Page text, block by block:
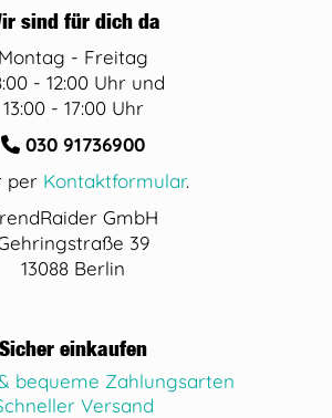
sind für dich da
Montag - Freitag
- 12:00 Uhr und
13:00 - 17:00 Uhr
030 91736900
per Kontaktformular.
GmbH
39
13088 Berlin
Sicher einkaufen
bequeme Zahlungsarten
Versand